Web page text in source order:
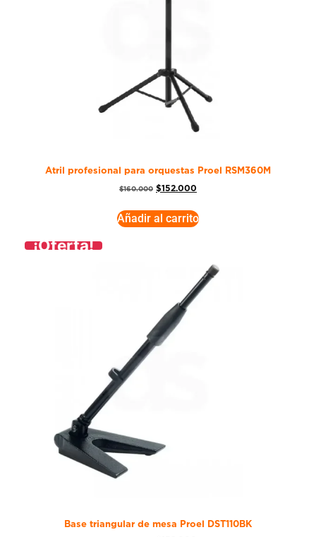
Atril profesional para orquestas Proel RSM360M
$160.000 $152.000
Añadir al carrito
¡Oferta!
Base triangular de mesa Proel DST110BK